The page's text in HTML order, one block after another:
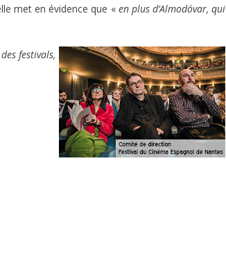
met en évidence que « en plus d’Almodóvar, qui
festivals,